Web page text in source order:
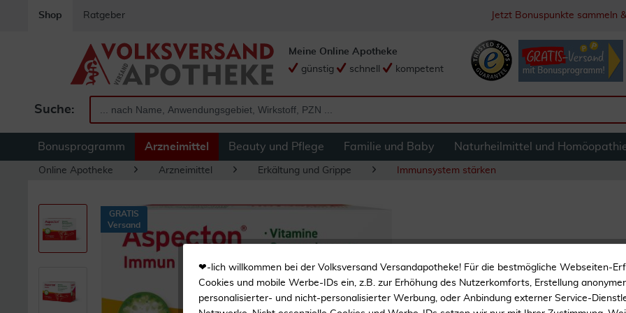
Shop Ratgeber Jetzt Bonuspunkte sammeln
Suche:
Meine Online Apotheke
günstig
schnell kompetent
Bonusprogramm Arzneimittel Beauty und Pflege Familie und Baby Naturheilmittel und
Online Apotheke Arzneimittel Erkältung und Grippe Immunsystem stärken
Mit Orangengeschmack
GRATIS
Versand
❤-lich willkommen bei der Volksversand Versandapotheke! Für die bestmögliche Webseiten-
Cookies und mobile Werbe-IDs ein, z.B. zur Erhöhung des Nutzerkomforts, Erstellung
personalisierter- und nicht-personalisierter Werbung, oder Anbindung externer Service-